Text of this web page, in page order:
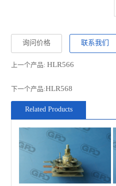
询问价格 联系我们
上一个产品:HLR566
下一个产品:HLR568
Related Products